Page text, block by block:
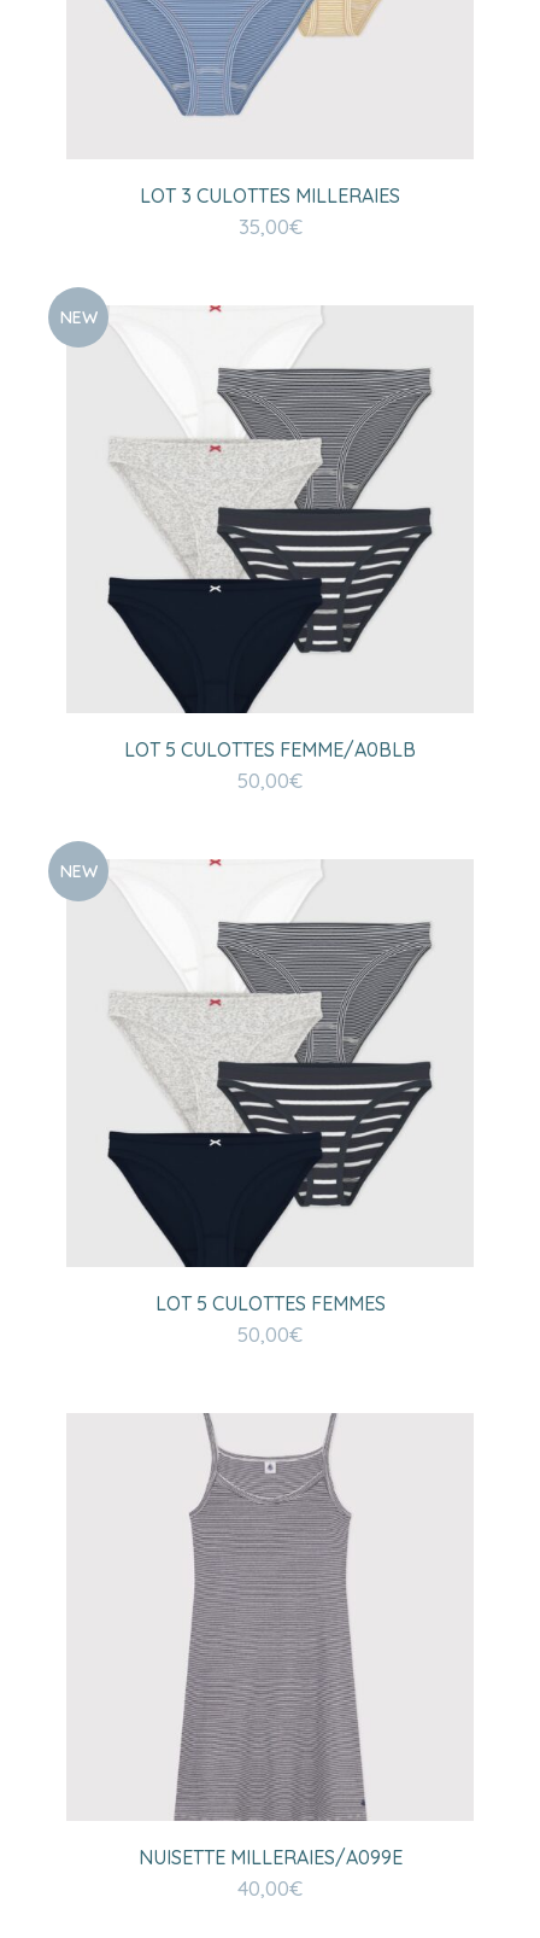
LOT 3 CULOTTES MILLERAIES
35,00€
LOT 5 CULOTTES FEMME/A0BLB
50,00€
NEW
LOT 5 CULOTTES FEMMES
50,00€
NEW
NUISETTE MILLERAIES/A099E
40,00€